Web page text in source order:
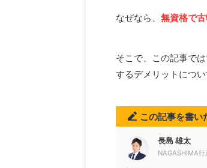
なぜなら、 無資格で
そこで、この記事で
するデメリットについ
この記事を書い
長島 雄太
NAGASHIMA行